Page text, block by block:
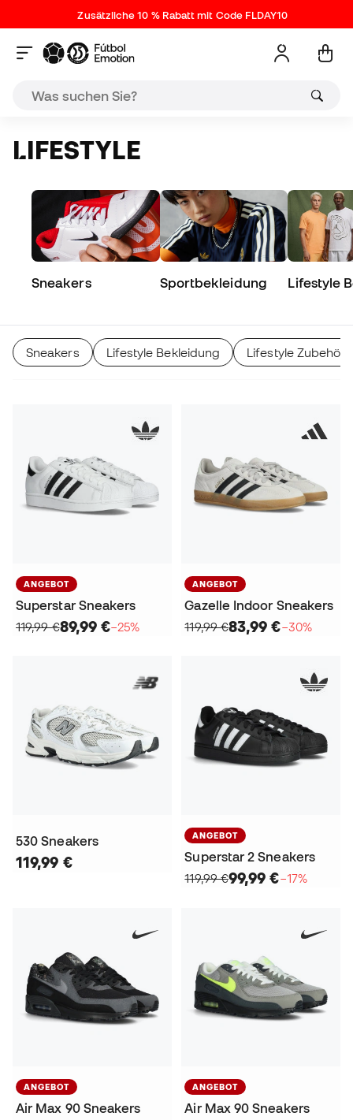
Zusätzliche 10 % Rabatt mit Code FLDAY10
LIFESTYLE
Sneakers Sportbekleidung Lifestyle
Sneakers Lifestyle Bekleidung Lifestyle Zubehör
ANGEBOT
Superstar Sneakers
119,99 €89,99 €−25%
ANGEBOT
Gazelle Indoor Sneakers
119,99 €83,99 €−30%
530 Sneakers
119,99 €
ANGEBOT
Superstar 2 Sneakers
119,99 €99,99 €−17%
ANGEBOT
Air Max 90 Sneakers
ANGEBOT
Air Max 90 Sneakers